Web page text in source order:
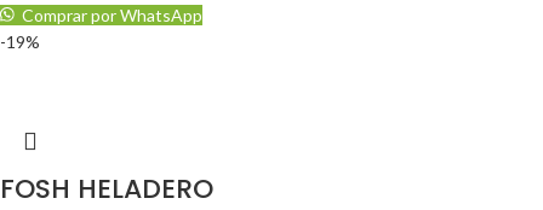
Comprar por WhatsApp
-19%
FOSH HELADERO